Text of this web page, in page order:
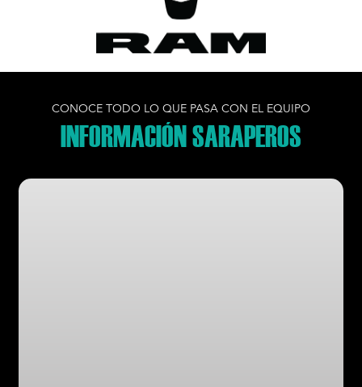
CONOCE TODO LO QUE PASA CON EL EQUIPO
INFORMACIÓN SARAPEROS